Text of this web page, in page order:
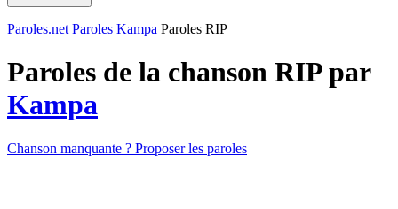
Paroles.net Paroles Kampa Paroles RIP
Paroles de la chanson RIP par
Kampa
Chanson manquante ? Proposer les paroles